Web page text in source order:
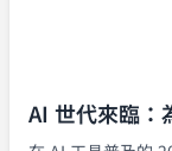
AI 世代來臨：